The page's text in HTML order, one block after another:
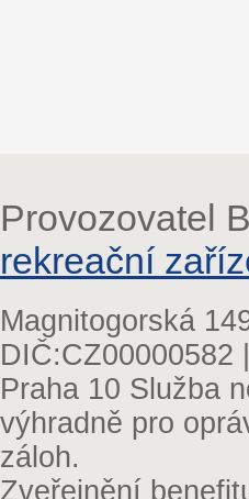
Provozovatel
rekreační
Magnitogorská
DIČ:CZ00000582
Praha 10 Služba
výhradně pro
záloh.
Zveřejnění